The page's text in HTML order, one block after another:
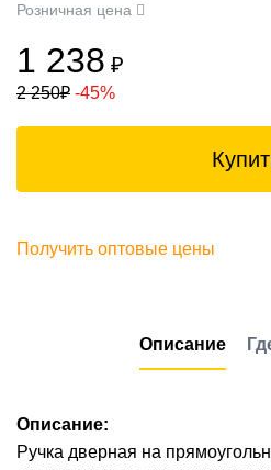
Розничная цена
1 238 ₽
2 250₽ -45%
Получить оптовые цены
Описание
Описание:
Ручка дверная на